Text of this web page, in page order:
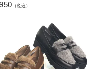
（税込）